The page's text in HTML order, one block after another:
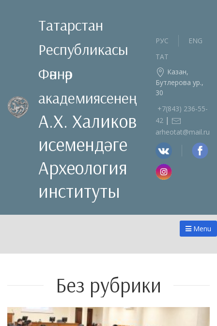
Татарстан
Республикасы
Фәннәр
академиясенең
А.Х. Халиков
исемендәге
Археология
институты
РУС
ENG
ТАТ
Казан,
Бутлерова ур.,
30
+7(843) 236‑55-
42 |
arheotat@mail.ru
Menu
Без рубрики